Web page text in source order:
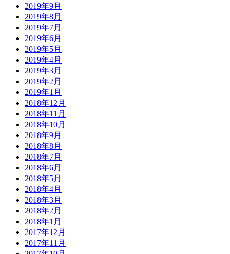
2019年9月
2019年8月
2019年7月
2019年6月
2019年5月
2019年4月
2019年3月
2019年2月
2019年1月
2018年12月
2018年11月
2018年10月
2018年9月
2018年8月
2018年7月
2018年6月
2018年5月
2018年4月
2018年3月
2018年2月
2018年1月
2017年12月
2017年11月